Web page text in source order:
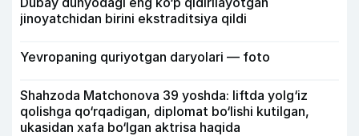
jinoyatchidan birini ekstraditsiya qildi
Yevropaning quriyotgan daryolari — foto
Shahzoda Matchonova 39 yoshda: liftda yolg‘iz
qolishga qo‘rqadigan, diplomat bo‘lishi kutilgan,
ukasidan xafa bo‘lgan aktrisa haqida